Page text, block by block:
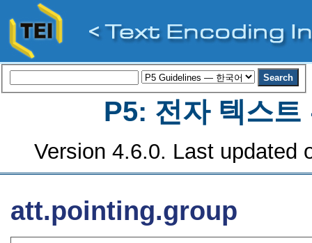
P5: 전자 텍스트
Version 4.6.0. Last updated
att.pointing.group